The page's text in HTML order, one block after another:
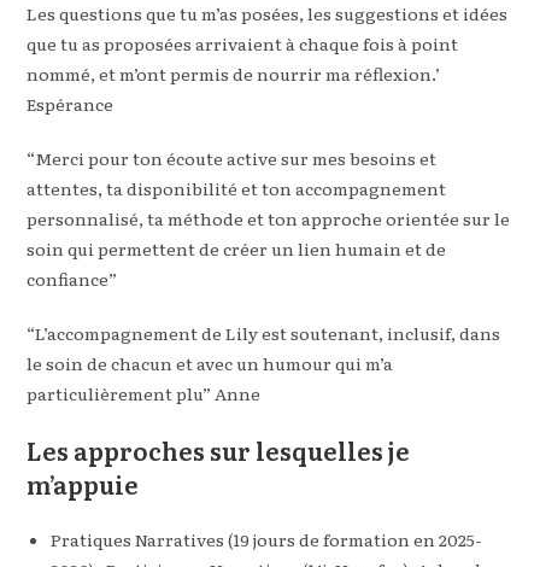
Les questions que tu m’as posées, les suggestions et idées
que tu as proposées arrivaient à chaque fois à point
nommé, et m’ont permis de nourrir ma réflexion.’
Espérance
“Merci pour ton écoute active sur mes besoins et
attentes, ta disponibilité et ton accompagnement
personnalisé, ta méthode et ton approche orientée sur le
soin qui permettent de créer un lien humain et de
confiance”
“L’accompagnement de Lily est soutenant, inclusif, dans
le soin de chacun et avec un humour qui m’a
particulièrement plu” Anne
Les approches sur lesquelles je
m’appuie
Pratiques Narratives (19 jours de formation en 2025-